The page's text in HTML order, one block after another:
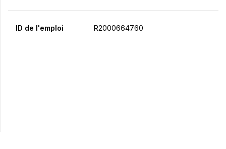
ID de l'emploi R2000664760